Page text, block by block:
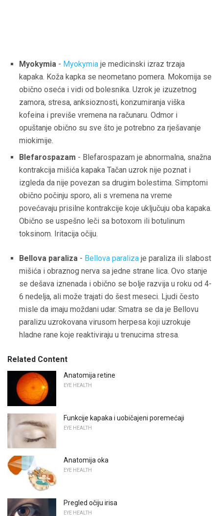
Myokymia - Myokymia je medicinski izraz trzaja
kapaka. Koža kapka se neometano pomera. Mokomija se
obično oseća i vidi od bolesnika. Uzrok je izuzetnog
zamora, stresa, anksioznosti, konzumiranja viška
kofeina i previše vremena na računaru. Odmor i
opuštanje obično su sve što je potrebno za rješavanje
miokimije.
Blefarospazam - Blefarospazam je abnormalna, snažna
kontrakcija mišića kapaka Tačan uzrok nije poznat i
izgleda da nije povezan sa drugim bolestima. Simptomi
obično počinju sporo, ali s vremena na vreme
povećavaju prisilne kontrakcije koje uključuju oba kapaka.
Obično se uspešno leči sa botoxom ili botulinum
toksinom. Iritacija očiju.
Bellova paraliza - Bellova paraliza je paraliza ili slabost
mišića i obraznog nerva sa jedne strane lica. Ovo stanje
se dešava iznenada i obično se bolje razvija u roku od 4-
6 nedelja, ali može trajati do šest meseci. Ljudi često
misle da imaju moždani udar. Smatra se da je Bellovu
paralizu uzrokovana virusom herpesa koji uzrokuje
hladne rane koje reaktiviraju u trenucima stresa.
Related Content
Anatomija retine
EYE HEALTH
Funkcije kapaka i uobičajeni poremećaji
EYE HEALTH
Anatomija oka
EYE HEALTH
Pregled očiju irisa
EYE HEALTH